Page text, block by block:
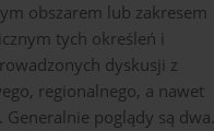
obszarem lub zakresem
tych określeń i
dyskusji z
regionalnego, a nawet
poglądy są dwa.